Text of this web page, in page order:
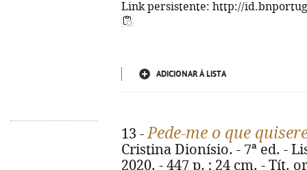
Link persistente: http://
ADICIONAR À LISTA
13 -Pede-me o que
Cristina Dionísio. - 7ª ed. -
2020. - 447 p. ; 24 cm. - Tít.